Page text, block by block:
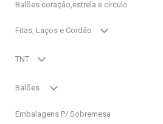
Balões coração,estrela e círculo
Fitas, Laços e Cordão
TNT
Balões
Embalagens P/ Sobremesa